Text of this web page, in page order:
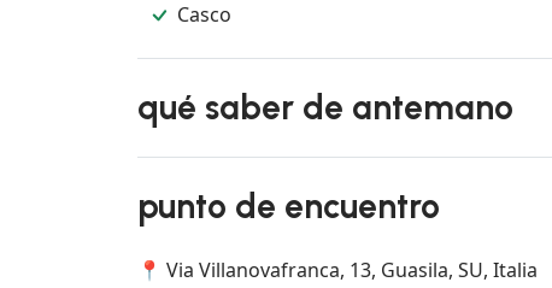
Casco
qué saber de antemano
punto de encuentro
📍 Via Villanovafranca, 13, Guasila, SU, Italia